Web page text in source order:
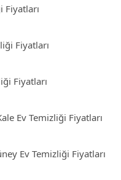
Fiyatları
Fiyatları
Fiyatları
Ev Temizliği Fiyatları
Ev Temizliği Fiyatları